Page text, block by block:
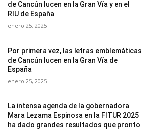
de Cancún lucen en la Gran Vía y en el
RIU de España
enero 25, 2025
Por primera vez, las letras emblemáticas
de Cancún lucen en la Gran Vía de
España
enero 25, 2025
La intensa agenda de la gobernadora
Mara Lezama Espinosa en la FITUR 2025
ha dado grandes resultados que pronto